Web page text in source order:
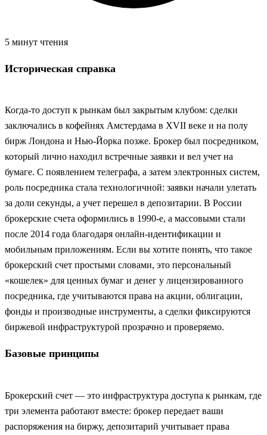
5 минут чтения
Историческая справка
Когда-то доступ к рынкам был закрытым клубом: сделки
заключались в кофейнях Амстердама в XVII веке и на полу
бирж Лондона и Нью‑Йорка позже. Брокер был посредником,
который лично находил встречные заявки и вел учет на
бумаге. С появлением телеграфа, а затем электронных систем,
роль посредника стала технологичной: заявки начали улетать
за доли секунды, а учет перешел в депозитарии. В России
брокерские счета оформились в 1990‑е, а массовыми стали
после 2014 года благодаря онлайн‑идентификации и
мобильным приложениям. Если вы хотите понять, что такое
брокерский счет простыми словами, это персональный
«кошелек» для ценных бумаг и денег у лицензированного
посредника, где учитываются права на акции, облигации,
фонды и производные инструменты, а сделки фиксируются
биржевой инфраструктурой прозрачно и проверяемо.
Базовые принципы
Брокерский счет — это инфраструктура доступа к рынкам, где
три элемента работают вместе: брокер передает ваши
распоряжения на биржу, депозитарий учитывает права